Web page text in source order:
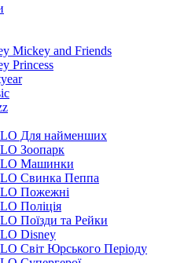
Mickey and Friends
Princess
Для найменших
Зоопарк
Машинки
Свинка Пеппа
Пожежні
Поліція
Поїзди та Рейки
Disney
Світ Юрського Періоду